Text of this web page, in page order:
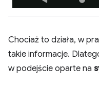
Chociaż to działa, w
takie informacje.
w podejście oparte na